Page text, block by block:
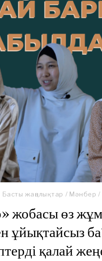
Басты жаңалықтар / Мәнбер /
жобасы өз
ұйықтайсыз
қалай